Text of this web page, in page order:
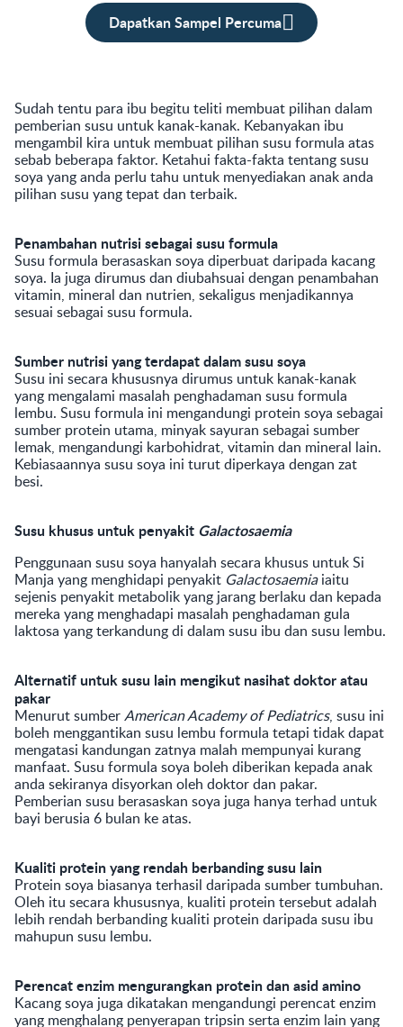
Dapatkan Sampel Percuma
Sudah tentu para ibu begitu teliti membuat pilihan dalam
pemberian susu untuk kanak-kanak. Kebanyakan ibu
mengambil kira untuk membuat pilihan susu formula atas
sebab beberapa faktor. Ketahui fakta-fakta tentang susu
soya yang anda perlu tahu untuk menyediakan anak anda
pilihan susu yang tepat dan terbaik.
Penambahan nutrisi sebagai susu formula
Susu formula berasaskan soya diperbuat daripada kacang
soya. Ia juga dirumus dan diubahsuai dengan penambahan
vitamin, mineral dan nutrien, sekaligus menjadikannya
sesuai sebagai susu formula.
Sumber nutrisi yang terdapat dalam susu soya
Susu ini secara khususnya dirumus untuk kanak-kanak
yang mengalami masalah penghadaman susu formula
lembu. Susu formula ini mengandungi protein soya sebagai
sumber protein utama, minyak sayuran sebagai sumber
lemak, mengandungi karbohidrat, vitamin dan mineral lain.
Kebiasaannya susu soya ini turut diperkaya dengan zat
besi.
Susu khusus untuk penyakit Galactosaemia
Penggunaan susu soya hanyalah secara khusus untuk Si
Manja yang menghidapi penyakit Galactosaemiaiaitu
sejenis penyakit metabolik yang jarang berlaku dan kepada
mereka yang menghadapi masalah penghadaman gula
laktosa yang terkandung di dalam susu ibu dan susu lembu.
Alternatif untuk susu lain mengikut nasihat doktor atau
pakar
Menurut sumberAmerican Academy of Pediatrics, susu ini
boleh menggantikan susu lembu formula tetapi tidak dapat
mengatasi kandungan zatnya malah mempunyai kurang
manfaat. Susu formula soya boleh diberikan kepada anak
anda sekiranya disyorkan oleh doktor dan pakar.
Pemberian susu berasaskan soya juga hanya terhad untuk
bayi berusia 6 bulan ke atas.
Kualiti protein yang rendah berbanding susu lain
Protein soya biasanya terhasil daripada sumber tumbuhan.
Oleh itu secara khususnya, kualiti protein tersebut adalah
lebih rendah berbanding kualiti protein daripada susu ibu
mahupun susu lembu.
Perencat enzim mengurangkan protein dan asid amino
Kacang soya juga dikatakan mengandungi perencat enzim
yang menghalang penyerapan tripsin serta enzim lain yang